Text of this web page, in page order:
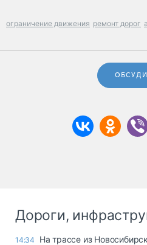
ограничение движения ремонт дорог
Дороги,
14:34
На трассе из